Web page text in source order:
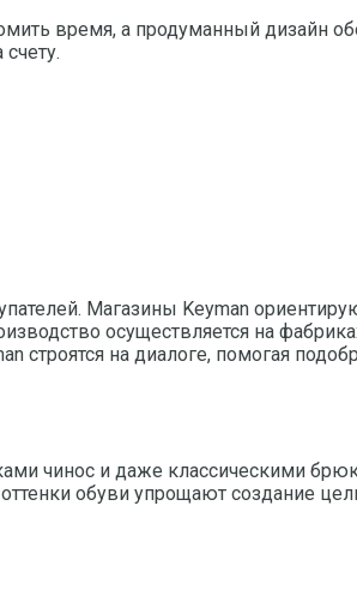
время, а продуманный дизайн
Магазины Keyman
осуществляется на
строятся на диалоге, помогая
чинос и даже классическими
обуви упрощают создание